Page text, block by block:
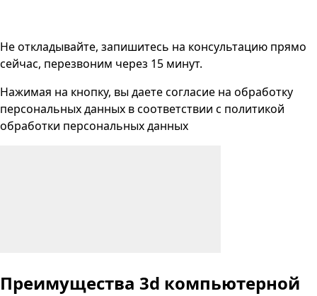
Не откладывайте, запишитесь на консультацию прямо
сейчас, перезвоним через 15 минут.
Нажимая на кнопку, вы даете согласие на обработку
персональных данных в соответствии с политикой
обработки персональных данных
Преимущества 3d компьютерной